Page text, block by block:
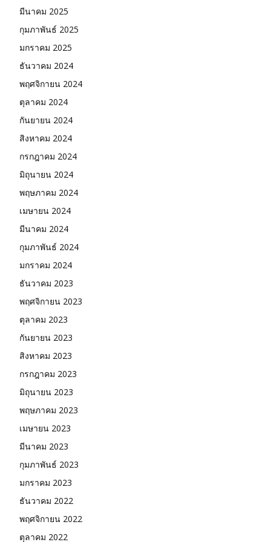
มีนาคม 2025
กุมภาพันธ์ 2025
มกราคม 2025
ธันวาคม 2024
พฤศจิกายน 2024
ตุลาคม 2024
กันยายน 2024
สิงหาคม 2024
กรกฎาคม 2024
มิถุนายน 2024
พฤษภาคม 2024
เมษายน 2024
มีนาคม 2024
กุมภาพันธ์ 2024
มกราคม 2024
ธันวาคม 2023
พฤศจิกายน 2023
ตุลาคม 2023
กันยายน 2023
สิงหาคม 2023
กรกฎาคม 2023
มิถุนายน 2023
พฤษภาคม 2023
เมษายน 2023
มีนาคม 2023
กุมภาพันธ์ 2023
มกราคม 2023
ธันวาคม 2022
พฤศจิกายน 2022
ตุลาคม 2022